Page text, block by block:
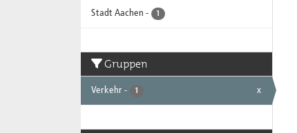
Stadt Aachen - 1
Gruppen
Verkehr - 1 x